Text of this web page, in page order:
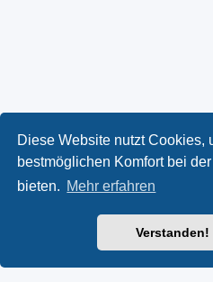
Diese Website nutzt Cookies,
bestmöglichen Komfort bei
bieten. Mehr erfahren
Verstanden!